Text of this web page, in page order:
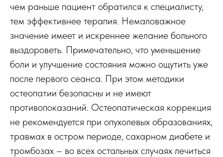
чем раньше пациент обратился к специалисту,
тем эффективнее терапия. Немаловажное
значение имеет и искреннее желание больного
выздороветь. Примечательно, что уменьшение
боли и улучшение состояния можно ощутить уже
после первого сеанса. При этом методики
остеопатии безопасны и не имеют
противопоказаний. Остеопатическая коррекция
не рекомендуется при опухолевых образованиях,
травмах в остром периоде, сахарном диабете и
тромбозах – во всех остальных случаях лечиться